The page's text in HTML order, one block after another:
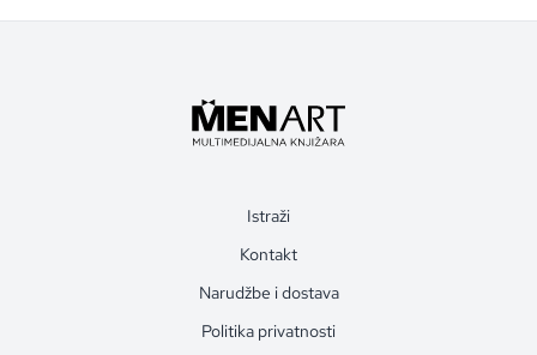
Istraži
Kontakt
Narudžbe i dostava
Politika privatnosti